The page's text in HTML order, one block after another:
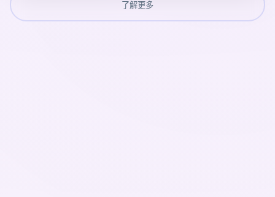
了解更多